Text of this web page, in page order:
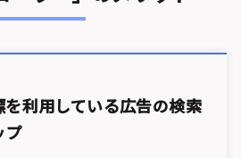
を利用している広告の検索
プ